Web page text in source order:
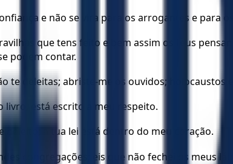
e não se vira para os arrogantes e para
que tens feito e bem assim os teus
podem contar.
te deleitas; abriste-me os ouvidos;
livro, está escrito a meu respeito.
deleito; a tua lei está dentro do meu coração.
congregações; eis que não fechei os meus